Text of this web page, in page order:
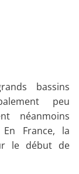
bassins
peu
néanmoins
France, la
le début de